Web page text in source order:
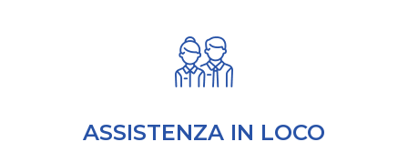
ASSISTENZA IN LOCO